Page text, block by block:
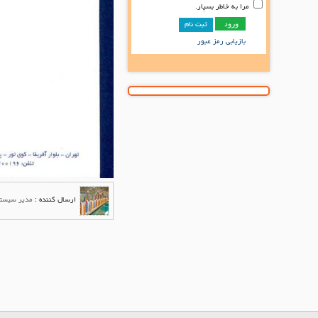
مرا به خاطر بسپار.
ثبت نام
بازیابی رمز عبور
ارسال کننده : مدیر